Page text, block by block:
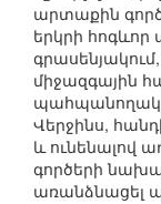
արտաքին
երկրի
միջազգային
Վերջինս,
և ունենալով
գործերի
առանձնացել